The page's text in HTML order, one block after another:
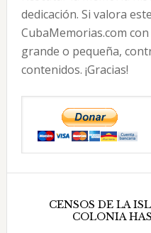
dedicación. Si valora
CubaMemorias.com
grande o pequeña,
contenidos. ¡Gracias!
CENSOS DE LA
COLONIA